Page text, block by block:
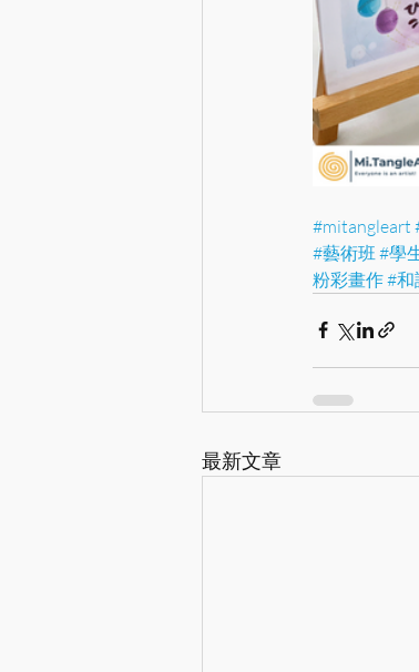
#mitangleart
#藝術班 #學
粉彩畫作#和
最新文章